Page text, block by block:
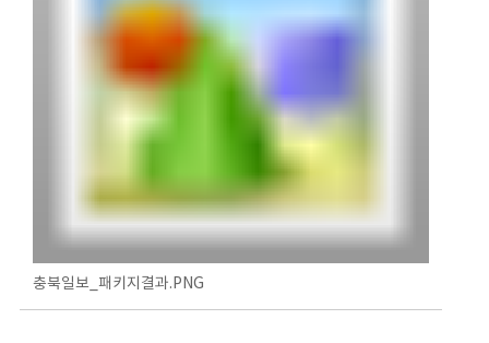
충북일보_패키지결과.PNG